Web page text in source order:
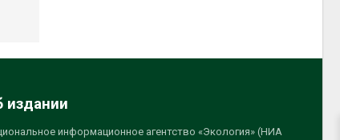
издании
информационное агентство «Экология» (НИА